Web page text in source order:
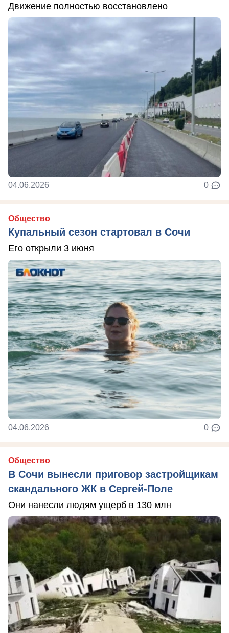
Движение полностью восстановлено
04.06.2026 0
Общество
Купальный сезон стартовал в Сочи
Его открыли 3 июня
04.06.2026 0
Общество
В Сочи вынесли приговор застройщикам
скандального ЖК в Сергей-Поле
Они нанесли людям ущерб в 130 млн